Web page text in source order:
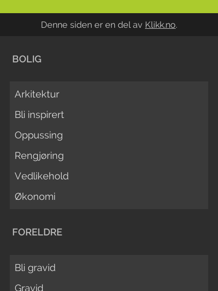
Denne siden er en del av Klikk.no.
BOLIG
Arkitektur
Bli inspirert
Oppussing
Rengjøring
Vedlikehold
Økonomi
FORELDRE
Bli gravid
Gravid